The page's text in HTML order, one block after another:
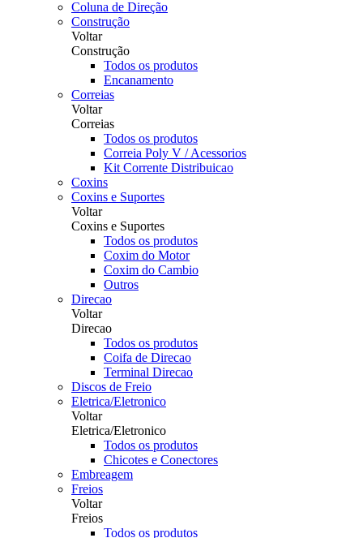
Coluna de Direção
Construção
Voltar
Construção
Todos os produtos
Encanamento
Correias
Voltar
Correias
Todos os produtos
Correia Poly V / Acessorios
Kit Corrente Distribuicao
Coxins
Coxins e Suportes
Voltar
Coxins e Suportes
Todos os produtos
Coxim do Motor
Coxim do Cambio
Outros
Direcao
Voltar
Direcao
Todos os produtos
Coifa de Direcao
Terminal Direcao
Discos de Freio
Eletrica/Eletronico
Voltar
Eletrica/Eletronico
Todos os produtos
Chicotes e Conectores
Embreagem
Freios
Voltar
Freios
Todos os produtos